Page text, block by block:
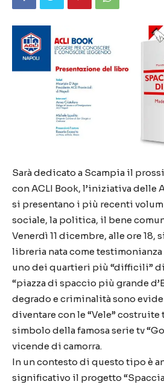
Sarà dedicato a Scampia il
con ACLI Book, l’iniziativa delle
si presentano i più recenti
sociale, la politica, il bene
Venerdì 11 dicembre, alle ore 18,
libreria nata come
uno dei quartieri più “difficili”
“piazza di spaccio più grande
degrado e criminalità sono
diventare con le “Vele” costruite
simbolo della famosa serie tv
vicende di camorra.
In un contesto di questo tipo è
significativo il progetto